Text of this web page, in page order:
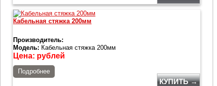
Кабельная стяжка 200мм
Производитель:
Модель: Кабельная стяжка 200мм
Цена: рублей
Подробнее
КУПИТЬ →